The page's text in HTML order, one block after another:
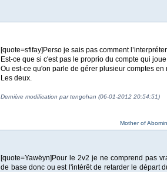
[quote=sfifay]Perso je sais pas comment
Est-ce que si c'est pas le proprio du compte qui
Ou est-ce qu'on parle de gérer plusieur comptes en
Les deux.
Dernière modification par tengohan (06-01-2012 20:54:51)
Mother of
[quote=Yawëyn]Pour le 2v2 je ne comprend pas
de base donc ou est l'intérêt de retarder le départ